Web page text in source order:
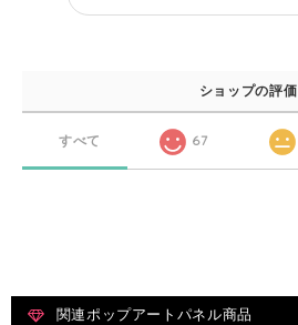
ショップの評価
すべて 67
関連ポップアートパネル商品